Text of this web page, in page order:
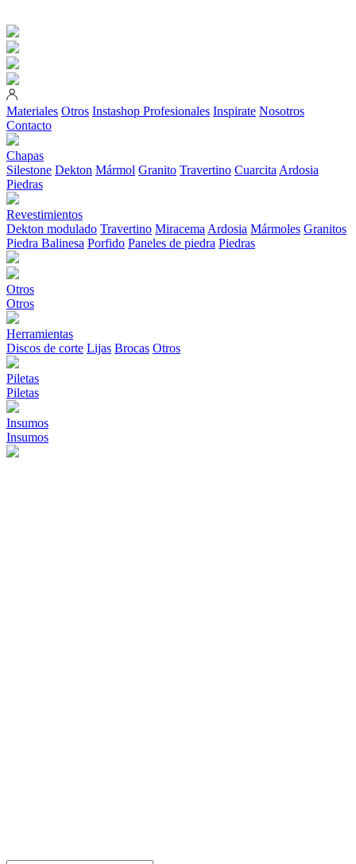
Materiales Otros Instashop Profesionales Inspirate Nosotros
Contacto
Chapas
Silestone Dekton Mármol Granito Travertino Cuarcita Ardosia
Piedras
Revestimientos
Dekton modulado Travertino Miracema Ardosia Mármoles Granitos
Piedra Balinesa Porfido Paneles de piedra Piedras
Otros
Otros
Herramientas
Discos de corte Lijas Brocas Otros
Piletas
Piletas
Insumos
Insumos